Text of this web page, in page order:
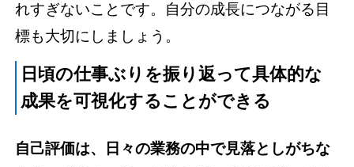
れすぎないことです。自分の成長につながる目
標も大切にしましょう。
日頃の仕事ぶりを振り返って具体的な
成果を可視化することができる
自己評価は、日々の業務の中で見落としがちな